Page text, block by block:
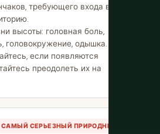
требующего входа в
высоты: головная боль,
головокружение, одышка.
если появляются
преодолеть их на
САМЫЙ СЕРЬЕЗНЫЙ ПРИРОДНЫЙ РИСК